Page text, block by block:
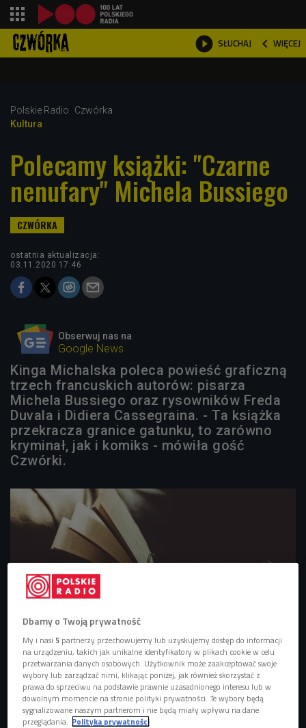
 SŁUCHAJ  WIĘCEJ

Polskie Radio
Czwórka
Kultura
Polecamy książki: "Czarne
nenufary" Michela Bussiego
ostatnia aktualizacja:
03.11.2020 17:46
Obserwuj nas na
Google News
Kinga Michalska poleca powieść graficzną
trzech francuskich autorów: pisarza
Michela Bussiego oraz rysowników Freda
Duvala i Didiera Cassegraina. - Ta książka
przekracza granice gatunku, to zarówno
kryminał, jak i komiks - mówiła gość
Czwórki.
Zdjęcie ilustracyjne Foto: shutterstock.com/Ko Backpacko
Dbamy o Twoją prywatność
My i nasi5 partnerzy przechowujemy lub uzyskujemy dostęp do informacji
na urządzeniu, takich jak unikalne identyfikatory w plikach cookie w celu
przetwarzania danych osobowych. Użytkownik może zaakceptować swoje
wybory lub zarządzać nimi, klikając poniżej, jak również skorzystać z
prawa do sprzeciwu na podstawie prawnie uzasadnionego interesu lub w
dowolnym momencie na stronie polityki prywatności. Te wybory będą
sygnalizowane naszym partnerom i nie będą miały wpływu na dane
przeglądania. Polityka prywatności